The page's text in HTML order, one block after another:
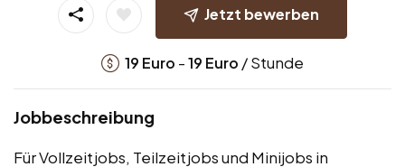
Jetzt bewerben
19 Euro -19 Euro / Stunde
Jobbeschreibung
Für Vollzeitjobs, Teilzeitjobs und Minijobs in